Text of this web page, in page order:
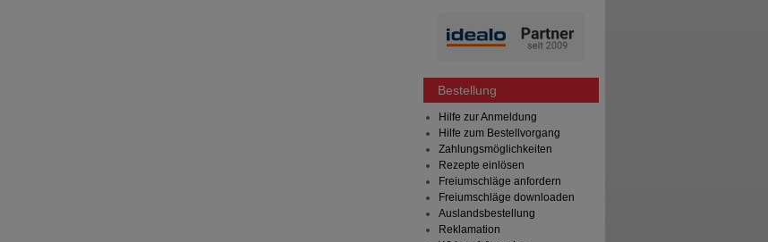
Bestellung
Hilfe zur Anmeldung
Hilfe zum Bestellvorgang
Zahlungsmöglichkeiten
Rezepte einlösen
Freiumschläge anfordern
Freiumschläge downloaden
Auslandsbestellung
Reklamation